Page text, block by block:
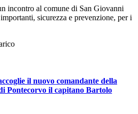
incontro al comune di San Giovanni
sicurezza e prevenzione, per i
il nuovo comandante della
Pontecorvo il capitano Bartolo